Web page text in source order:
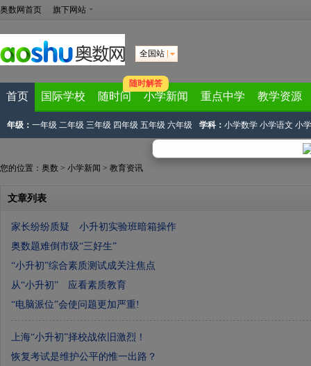
奥数网首页 旗下网站
全国站
首页 国际学校 随时问
随时解答
小学新闻 重点中学 教学资源
年级： 一年级 二年级 三年级 四年级 五年级 六年级 学科： 小学数学 小学语文 小
您的位置： 奥数 > 小学新闻 > 教育资讯
文章列表
家长纷纷质疑 小升初实验班暗箱操作
奥数题难倒市级“三好生”
“小升初”综合素质测试成关注焦点
从“小升初” 应看素质教育
“电脑派位”会使问题更加严重!
上海“小升初”择校战依旧激烈！
恢复考试是维护公平的惟一出路？